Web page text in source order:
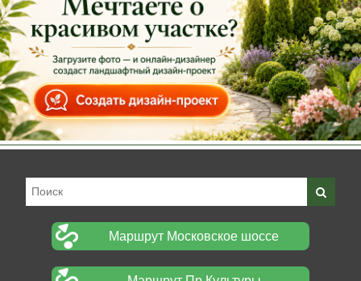
Маршрут Московское шоссе